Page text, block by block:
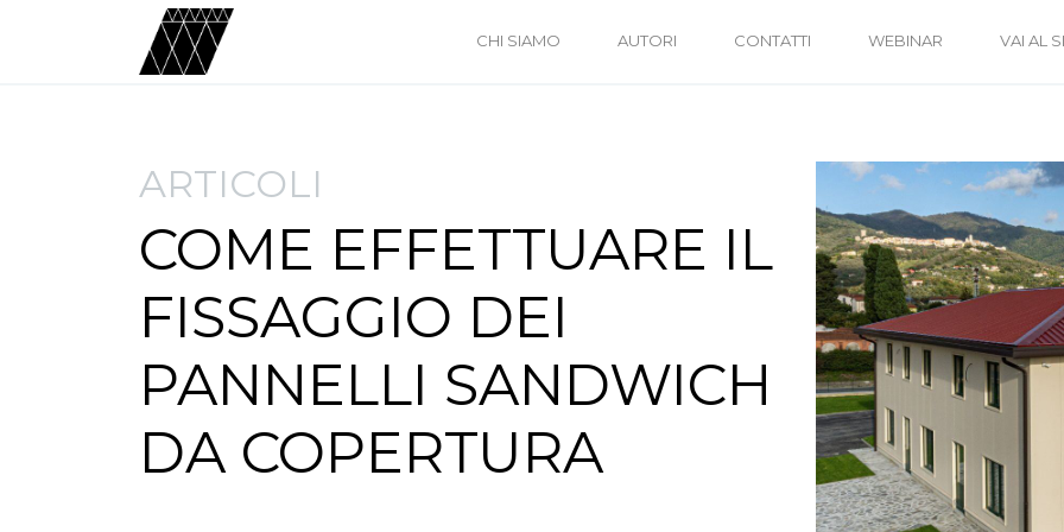
CHI SIAMO AUTORI CONTATTI WEBINAR VAI AL
ARTICOLI
COME EFFETTUARE IL
FISSAGGIO DEI
PANNELLI SANDWICH
DA COPERTURA